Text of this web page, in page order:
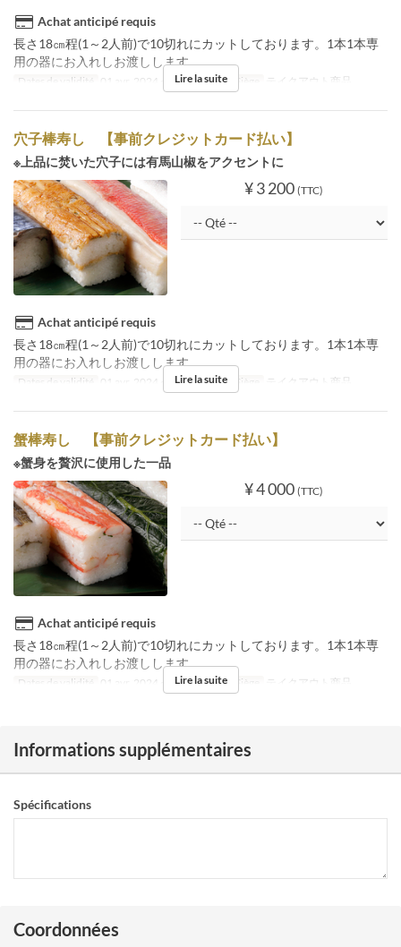
Achat anticipé requis
長さ18㎝程(1～2人前)で10切れにカットしております。1本1本専
用の器にお入れしお渡しします。
Dates de validité 01 avr. 2024 ~ Catégorie de Siège テイクアウト商品
Lire la suite
穴子棒寿し 【事前クレジットカード払い】
※上品に焚いた穴子には有馬山椒をアクセントに
¥ 3 200 (TTC)
Achat anticipé requis
長さ18㎝程(1～2人前)で10切れにカットしております。1本1本専
用の器にお入れしお渡しします。
Dates de validité 01 avr. 2024 ~ Catégorie de Siège テイクアウト商品
Lire la suite
蟹棒寿し 【事前クレジットカード払い】
※蟹身を贅沢に使用した一品
¥ 4 000 (TTC)
Achat anticipé requis
長さ18㎝程(1～2人前)で10切れにカットしております。1本1本専
用の器にお入れしお渡しします。
Dates de validité 01 avr. 2024 ~ Catégorie de Siège テイクアウト商品
Lire la suite
Informations supplémentaires
Spécifications
Coordonnées